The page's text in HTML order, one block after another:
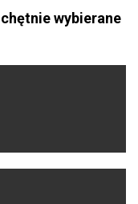
wybierane